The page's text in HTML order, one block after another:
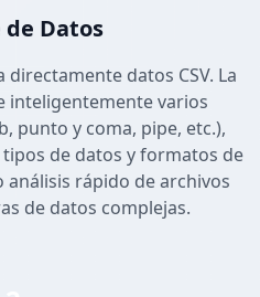
Datos
directamente datos CSV. La
inteligentemente varios
punto y coma, pipe, etc.),
de datos y formatos de
rápido de archivos
de datos complejas.